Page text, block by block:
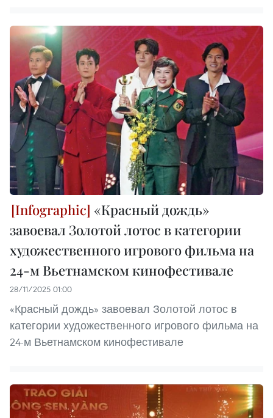
«Красный дождь»
завоевал Золотой лотос в категории
художественного игрового фильма на
24-м Вьетнамском кинофестивале
28/11/2025 01:00
«Красный дождь» завоевал Золотой лотос в
категории художественного игрового фильма на
24-м Вьетнамском кинофестивале